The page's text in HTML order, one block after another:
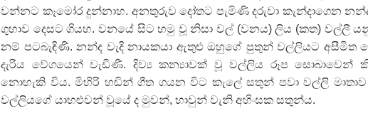
වන්නට කෑමෝර දුන්නාහ. අනතුරුව දෝතට පැමිණි දරුවා කැන්දාගෙන
ගුහාව දෙසට ගියහ. වනයේ සිට හමු වූ නිසා වල් (වනය) ලිය (කත) වල්ලී
නම් පටබැඳිණි. නන්ද වැදි නායකයා ඇතුළු ඔහුගේ පුතුන් වල්ලියට අසීමිත
දැරිය වේගයෙන් වැඩිණි. දිව්‍ය කන්‍යාවක් වූ වල්ලිය රූප සොබාවෙන්
නොහැකි විය. මිහිරි හඬින් ගීත ගයන විට කැලේ සතුන් පවා වල්ලි මාතාව
වල්ලියගේ යාහළුවන් වූයේ ද මුවන්, හාවුන් වැනි අහිංසක සතුන්ය.